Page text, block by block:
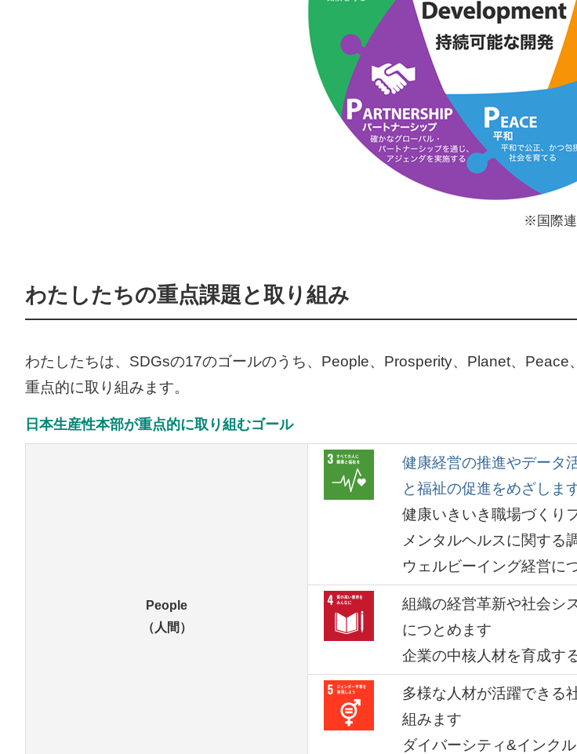
※国際連
わたしたちの重点課題と取り組み
わたしたちは、SDGsの17のゴールのうち、People、Prosperity、Planet、
重点的に取り組みます。
日本生産性本部が重点的に取り組むゴール
People
（人間）
健康経営の推進やデータ
と福祉の促進をめざしま
健康いきいき職場づくり
メンタルヘルスに関する
ウェルビーイング経営に
組織の経営革新や社会シ
につとめます
企業の中核人材を育成す
多様な人材が活躍できる
組みます
ダイバーシティ&インク